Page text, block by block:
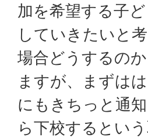
加を希望する子
していきたいと
場合どうするの
ますが、まずは
にもきちっと通
ら下校するとい